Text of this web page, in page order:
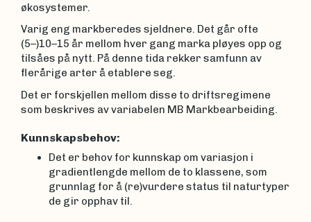
økosystemer.
Varig eng markberedes sjeldnere. Det går ofte
(5–)10–15 år mellom hver gang marka pløyes opp og
tilsåes på nytt. På denne tida rekker samfunn av
flerårige arter å etablere seg.
Det er forskjellen mellom disse to driftsregimene
som beskrives av variabelen MB Markbearbeiding.
Kunnskapsbehov:
Det er behov for kunnskap om variasjon i
gradientlengde mellom de to klassene, som
grunnlag for å (re)vurdere status til naturtyper
de gir opphav til.